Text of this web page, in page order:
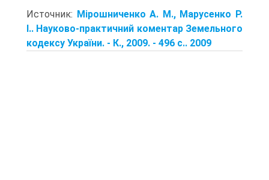
Источник: Мірошниченко А. М., Марусенко Р.
І.. Науково-практичний коментар Земельного
кодексу України. - К., 2009. - 496 с.. 2009